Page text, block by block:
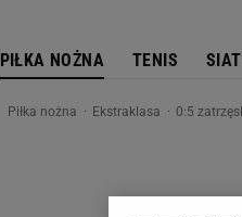
PIŁKA NOŻNA TENIS
Piłka nożna Ekstraklasa 0:5